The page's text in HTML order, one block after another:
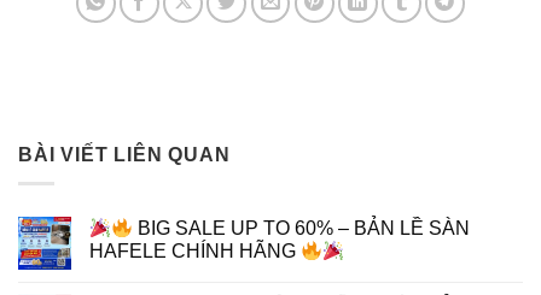
BÀI VIẾT LIÊN QUAN
BIG SALE UP TO 60% – BẢN LỀ SÀN
HAFELE CHÍNH HÃNG